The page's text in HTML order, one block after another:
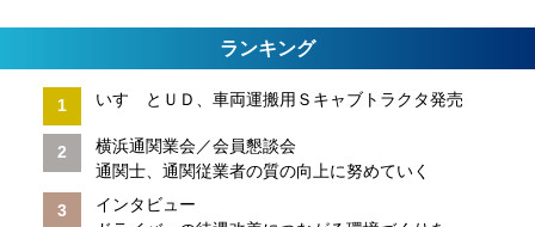
ランキング
いすゞとＵＤ、車両運搬用Ｓキャブトラクタ発売
横浜通関業会／会員懇談会
通関士、通関従業者の質の向上に努めていく
インタビュー